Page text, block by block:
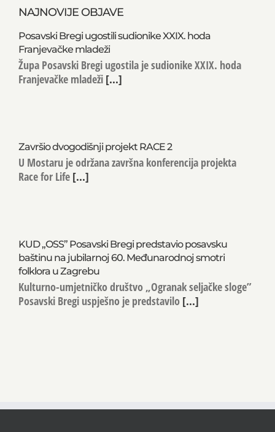
NAJNOVIJE OBJAVE
Posavski Bregi ugostili sudionike XXIX. hoda
Franjevačke mladeži
Župa Posavski Bregi ugostila je sudionike XXIX. hoda
Franjevačke mladeži [...]
Završio dvogodišnji projekt RACE 2
U Mostaru je održana završna konferencija projekta
Race for Life [...]
KUD „OSS” Posavski Bregi predstavio posavsku
baštinu na jubilarnoj 60. Međunarodnoj smotri
folklora u Zagrebu
Kulturno-umjetničko društvo „Ogranak seljačke sloge”
Posavski Bregi uspješno je predstavilo [...]